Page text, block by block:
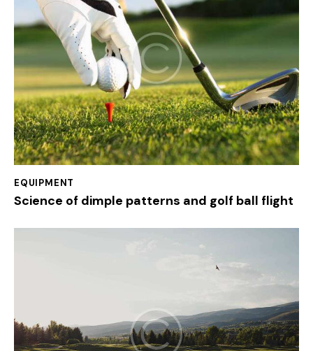
EQUIPMENT
Science of dimple patterns and golf ball flight